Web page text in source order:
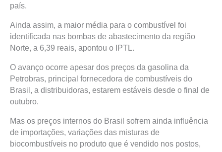
país.
Ainda assim, a maior média para o combustível foi
identificada nas bombas de abastecimento da região
Norte, a 6,39 reais, apontou o IPTL.
O avanço ocorre apesar dos preços da gasolina da
Petrobras, principal fornecedora de combustíveis do
Brasil, a distribuidoras, estarem estáveis desde o final de
outubro.
Mas os preços internos do Brasil sofrem ainda influência
de importações, variações das misturas de
biocombustíveis no produto que é vendido nos postos,